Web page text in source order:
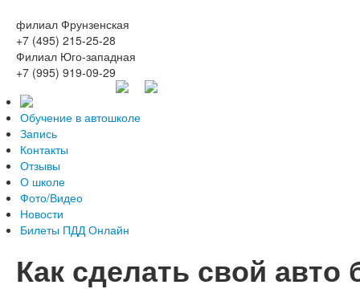
филиал Фрунзенская
+7 (495) 215-25-28
Филиал Юго-западная
+7 (995) 919-09-29
Обучение в автошколе
Запись
Контакты
Отзывы
О школе
Фото/Видео
Новости
Билеты ПДД Онлайн
Как сделать свой